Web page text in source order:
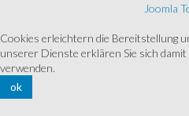
Joomla
Cookies erleichtern die Bereitstellung
unserer Dienste erklären Sie sich
verwenden.
ok